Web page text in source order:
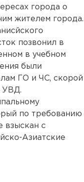
города о
жителем города.
позвонил в
в учебном
были
ГО и ЧС, скорой
УВД.
по требованию
взыскан с
Азиатские